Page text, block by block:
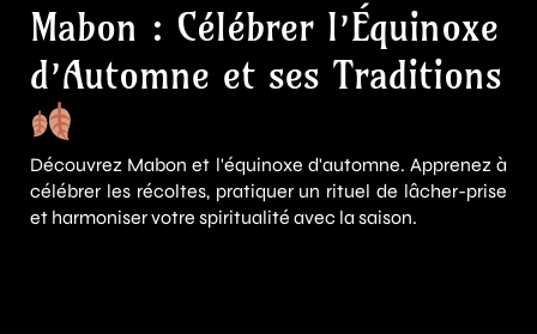
Mabon : Célébrer l’Équinoxe
d’Automne et ses Traditions
Découvrez Mabon et l'équinoxe d'automne. Apprenez à
célébrer les récoltes, pratiquer un rituel de lâcher-prise
et harmoniser votre spiritualité avec la saison.